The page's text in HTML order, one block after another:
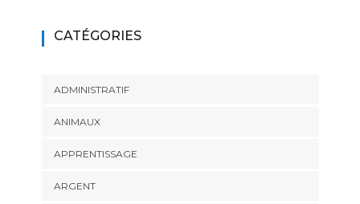
CATÉGORIES
ADMINISTRATIF
ANIMAUX
APPRENTISSAGE
ARGENT